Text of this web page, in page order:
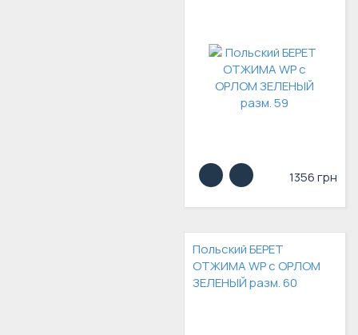
1356 грн
Польский БЕРЕТ
ОТЖИМА WP с ОРЛОМ
ЗЕЛЕНЫЙ разм. 60